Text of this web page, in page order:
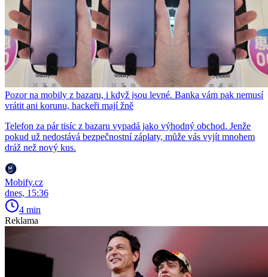
Pozor na mobily z bazaru, i když jsou levné. Banka vám pak nemusí
vrátit ani korunu, hackeři mají žně
Telefon za pár tisíc z bazaru vypadá jako výhodný obchod. Jenže
pokud už nedostává bezpečnostní záplaty, může vás vyjít mnohem
dráž než nový kus.
Mobify.cz
dnes, 15:36
4 min
Reklama